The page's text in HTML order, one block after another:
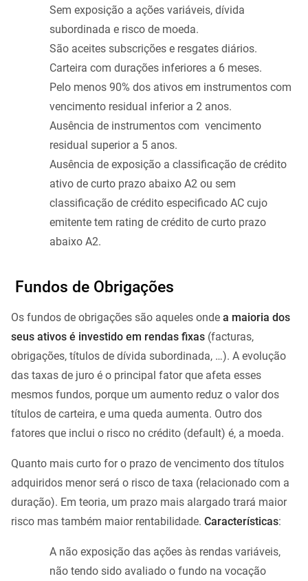
Sem exposição a ações variáveis, dívida
subordinada e risco de moeda.
São aceites subscrições e resgates diários.
Carteira com durações inferiores a 6 meses.
Pelo menos 90% dos ativos em instrumentos com
vencimento residual inferior a 2 anos.
Ausência de instrumentos com vencimento
residual superior a 5 anos.
Ausência de exposição a classificação de crédito
ativo de curto prazo abaixo A2 ou sem
classificação de crédito especificado AC cujo
emitente tem rating de crédito de curto prazo
abaixo A2.
Fundos de Obrigações
Os fundos de obrigações são aqueles onde a maioria dos
seus ativos é investido em rendas fixas (facturas,
obrigações, títulos de dívida subordinada, …). A evolução
das taxas de juro é o principal fator que afeta esses
mesmos fundos, porque um aumento reduz o valor dos
títulos de carteira, e uma queda aumenta. Outro dos
fatores que inclui o risco no crédito (default) é, a moeda.
Quanto mais curto for o prazo de vencimento dos títulos
adquiridos menor será o risco de taxa (relacionado com a
duração). Em teoria, um prazo mais alargado trará maior
risco mas também maior rentabilidade. Características:
A não exposição das ações às rendas variáveis,
não tendo sido avaliado o fundo na vocação